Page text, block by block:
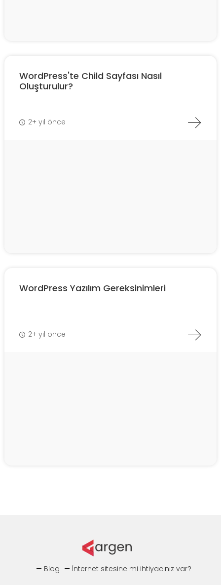
WordPress'te Child Sayfası Nasıl
Oluşturulur?
2+ yıl önce
WordPress Yazılım Gereksinimleri
2+ yıl önce
Blog İnternet sitesine mi ihtiyacınız var?